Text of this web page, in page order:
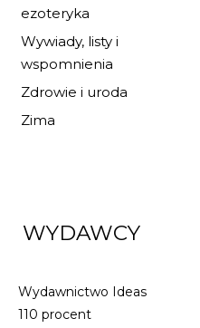
ezoteryka
Wywiady, listy i
wspomnienia
Zdrowie i uroda
Zima
WYDAWCY
Wydawnictwo Ideas
110 procent